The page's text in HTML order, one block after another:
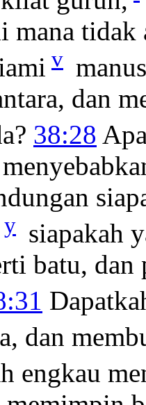
mana tidak
v
dan
38:28
y siapakah
batu, dan
dan
engkau